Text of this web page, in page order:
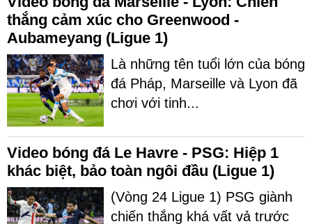
thắng cảm xúc cho Greenwood -
Aubameyang (Ligue 1)
Là những tên tuổi lớn của bóng
đá Pháp, Marseille và Lyon đã
chơi với tinh...
Video bóng đá Le Havre - PSG: Hiệp 1
khác biệt, bảo toàn ngôi đầu (Ligue 1)
(Vòng 24 Ligue 1) PSG giành
chiến thắng khá vất vả trước